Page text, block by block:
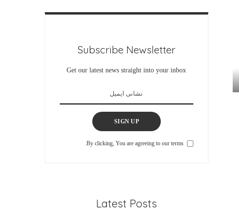
Subscribe Newsletter
Get our latest news straight into your inbox
SIGN UP
By clicking, You are agreeing to our terms.
Latest Posts